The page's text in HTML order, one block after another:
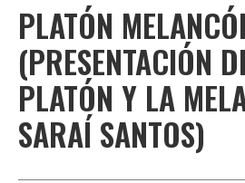
PLATÓN
(PRESENTACIÓN
PLATÓN Y LA
SARAÍ SANTOS)